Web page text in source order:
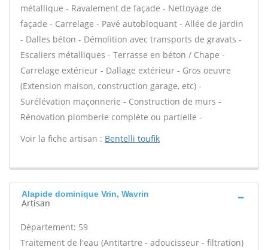
métallique - Ravalement de façade - Nettoyage de
façade - Carrelage - Pavé autobloquant - Allée de jardin
- Dalles béton - Démolition avec transports de gravats -
Escaliers métalliques - Terrasse en béton / Chape -
Carrelage extérieur - Dallage extérieur - Gros oeuvre
(Extension maison, construction garage, etc) -
Surélévation maçonnerie - Construction de murs -
Rénovation plomberie complète ou partielle -
Voir la fiche artisan : Bentelli toufik
Alapide dominique Vrin, Wavrin
Artisan
Département: 59
Traitement de l'eau (Antitartre - adoucisseur - filtration)